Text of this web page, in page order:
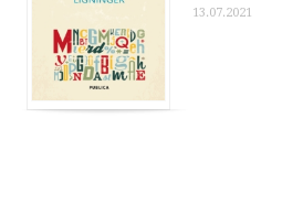
13.07.2021